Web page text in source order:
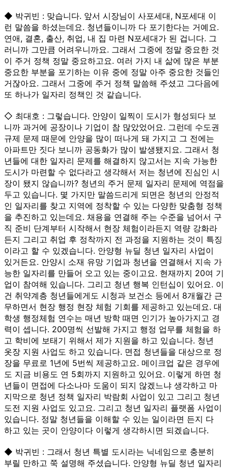
◆ 박귀빈 : 맞습니다. 앞서 시장님이 사포세대, N포세대 이
런 말씀을 하셨는데요. 청년들이니까 다 포기한다는 거예요.
연애, 결혼, 출산, 취업, 내 집 마련 N포세대가 된 겁니다. 그
러니까 그만큼 어려우니까요. 그래서 그중에 정말 중요한 것
이 주거 정책 정말 중요하고요. 여러 가지 내 삶에 많은 부분
중요한 부분을 포기하는 이유 중에 정말 아주 중요한 것들인
거잖아요. 그래서 그중에 주거 정책 말씀해 주셨고 그다음에
또 하나가 일자리 정책인 것 같습니다.
◇ 최대호 : 그렇습니다. 안양이 일찍이 도시가 형성되다 보
니까 과거에 공장이나 기업이 참 많았었어요. 그런데 수도권
규제 문제 때문에 안양을 많이 떠나게 돼 가지고 그 전에는
아파트만 짓다 보니까 공동화가 많이 발생됐지요. 그래서 청
년들에 대한 일자리 문제를 해결하지 않고서는 지속 가능한
도시가 마련할 수 없다라고 생각해서 저는 청년에 진심인 시
장이 됐지 않습니까? 청년의 주거 문제 일자리 문제에 역점을
두고 있습니다. 몇 가지만 말씀드리게 되면은 청년의 안정적
인 일자리를 찾고 지역에 정착할 수 있는 다양한 맞춤형 정책
을 추진하고 있는데요. 채용을 연결해 주는 수준을 넘어서 구
직 준비 단계부터 시작해서 현장 체험이라든지 역량 강화라
든지 그리고 취업 후 정착까지 전 과정을 지원하는 것이 특징
이라고 할 수 있겠습니다. 안양형 뉴딜 청년 일자리 사업이
있거든요. 안양시 소재 유망 기업과 청년을 연결해서 지속 가
능한 일자리를 만들어 오고 있는 중이고요. 현재까지 20여 기
업이 참여해 있습니다. 그리고 청년 행복 인턴십이 있어요. 이
건 취약계층 청년들에게도 시청과 보건소 등에서 8개월간 근
무하면서 현장 행정 현장 체험 기회를 제공하고 있는데요. 대
학생 행정체험 연수는 매년 방학 때면 인기가 높아가지고 경
력이 셉니다. 200명씩 선발해 가지고 행정 업무를 체험을 하
고 학비에 보태기 위해서 제가 지원을 하고 있습니다. 청년
옷장 지원 사업도 하고 있습니다. 면접 청년들을 대상으로 정
장을 무료로 1년에 5번씩 제공하고요. 메이크업 같은 경우에
도 지금 비용도 연 5회까지 지원하고 있어요. 이렇게 하면 청
년들이 면접에 다소나마 도움이 되지 않겠느냐 생각하고 마
지막으로 청년 정책 일자리 박람회 사업이 있고 그리고 청년
도전 지원 사업도 있고요. 그리고 청년 일자리 플랫폼 사업이
있습니다. 정말 청년들을 이해할 수 있는 일이라면 든지 다
하고 있는 곳이 안양이다 이렇게 생각하시면 되겠습니다.
◆ 박귀빈 : 그래서 청년 특별 도시라는 닉네임으로 충분히
부릴 만하고 쭉 설명해 주셨습니다. 안양형 뉴딜 청년 일자리